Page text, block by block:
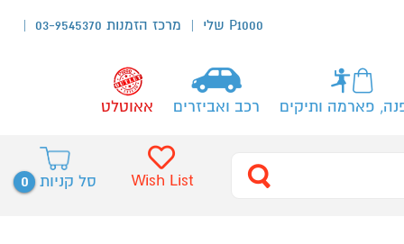
P1000 שלי מרכז הזמנות 03-9545370
פארמה ותיקים רכב ואביזרים אאוטלט
סל קניות 0 Wish List